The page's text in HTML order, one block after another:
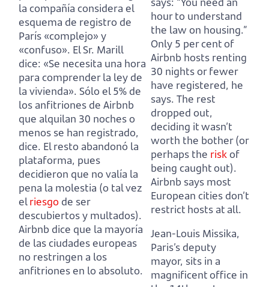
la compañía considera el
esquema de registro de
París «complejo» y
«confuso». El Sr. Marill
dice: «Se necesita una hora
para comprender la ley de
la vivienda». Sólo el 5% de
los anfitriones de Airbnb
que alquilan 30 noches o
menos se han registrado,
dice. El resto abandonó la
plataforma, pues
decidieron que no valía la
pena la molestia (o tal vez
elriesgo de ser
descubiertos y multados).
Airbnb dice que la mayoría
de las ciudades europeas
no restringen a los
anfitriones en lo absoluto.
hour to understand
the law on housing.”
Only 5 per cent of
Airbnb hosts renting
30 nights or fewer
have registered, he
says. The rest
dropped out,
deciding it wasn’t
worth the bother (or
perhaps the riskof
being caught out).
Airbnb says most
European cities don’t
restrict hosts at all.
Jean-Louis Missika,
Paris’s deputy
mayor, sits in a
magnificent office in